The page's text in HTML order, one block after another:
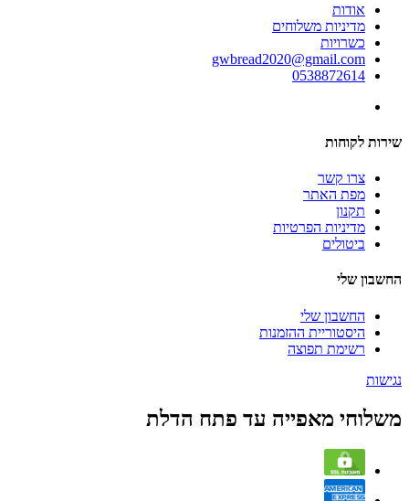
אודות
מדיניות משלוחים
כשרויות
gwbread2020@gmail.com
0538872614
שירות לקוחות
צרו קשר
מפת האתר
תקנון
מדיניות הפרטיות
ביטולים
החשבון שלי
החשבון שלי
היסטוריית ההזמנות
רשימת תפוצה
נגישות
משלוחי מאפייה עד פתח הדלת